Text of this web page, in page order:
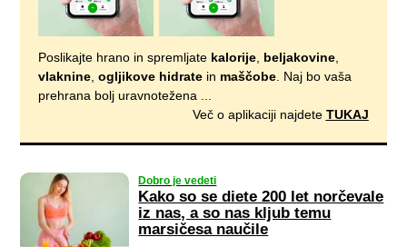
Poslikajte hrano in spremljate kalorije beljakovine
vlaknine ,ogljikove hidrate in maščobe . Naj bo vaša
prehrana bolj uravnotežena ...
Več o aplikaciji najdete TUKAJ
Dobro je vedeti
Kako so se diete 200 let norčevale
iz nas, a so nas kljub temu
marsičesa naučile